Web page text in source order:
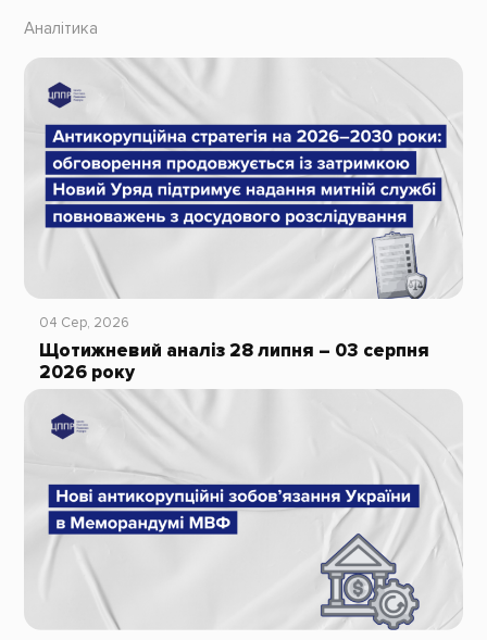
Аналітика
04 Сер, 2026
Щотижневий аналіз 28 липня – 03 серпня
2026 року